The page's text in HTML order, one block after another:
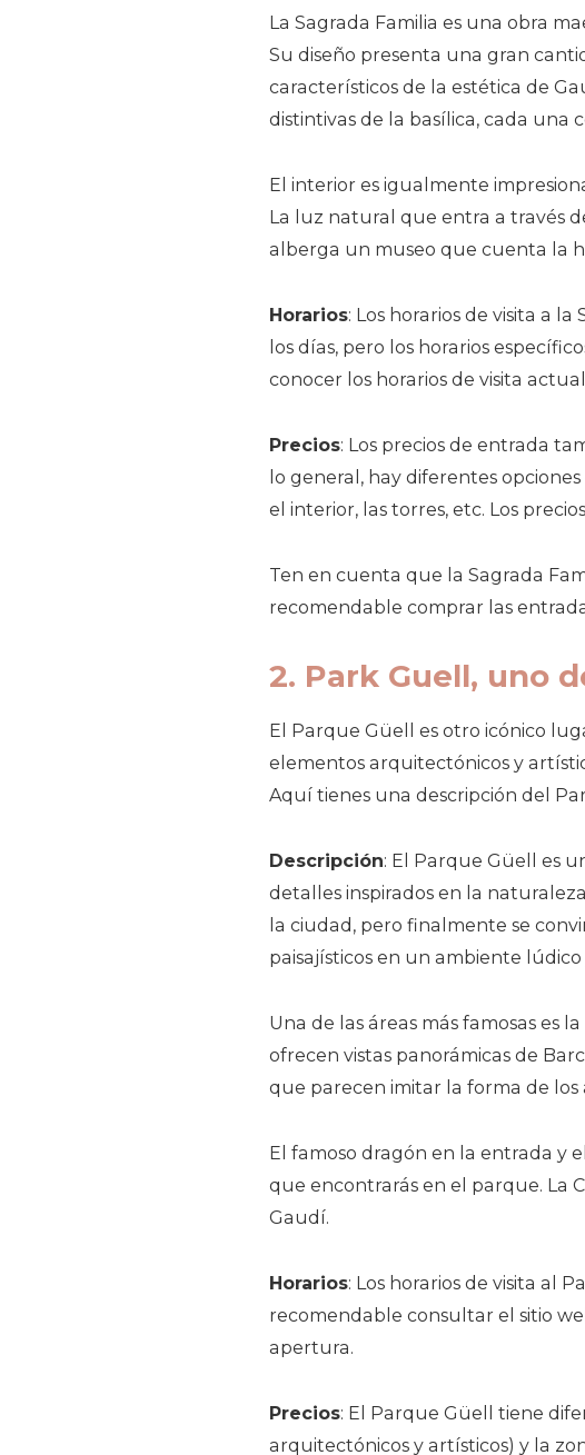
La Sagrada Familia es una obra
Su diseño presenta una gran
característicos de la estética de
distintivas de la basílica, cada una
El interior es igualmente
La luz natural que entra a través
alberga un museo que cuenta la
Horarios: Los horarios de visita a
los días, pero los horarios
conocer los horarios de visita
Precios: Los precios de entrada
lo general, hay diferentes
el interior, las torres, etc. Los
Ten en cuenta que la Sagrada
recomendable comprar las
2. Park Guell, uno
El Parque Güell es otro icónico
elementos arquitectónicos y
Aquí tienes una descripción del
Descripción: El Parque Güell es
detalles inspirados en la
la ciudad, pero finalmente se
paisajísticos en un ambiente lúdico
Una de las áreas más famosas es
ofrecen vistas panorámicas de
que parecen imitar la forma de los
El famoso dragón en la entrada y
que encontrarás en el parque. La
Gaudí.
Horarios: Los horarios de visita al
recomendable consultar el sitio
apertura.
Precios: El Parque Güell tiene
arquitectónicos y artísticos) y la